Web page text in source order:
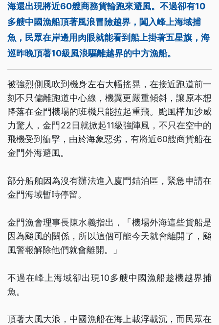
海還出現將近60艘商務貨輪跑來避風。不過卻有10
多艘中國漁船頂著風浪冒險越界，闖入峰上海域捕
魚，民眾在岸邊用肉眼就能看到船上掛著五星旗，海
巡昨晚頂著10級風浪驅離越界的中方漁船。
被強烈側風吹到機身左右大幅搖晃，在接近跑道前一
刻不只偏離跑道中心線，機翼更嚴重傾斜，讓原本想
降落在金門機場的班機只能拉起重飛。颱風樺加沙威
力驚人，金門22日就掀起11級強陣風，不只在空中的
飛機受到衝擊，由於海象惡劣，有將近60艘商貨船在
金門外海避風。
部分船舶因為沒有辦法進入廈門錨泊區，緊急申請在
金門海域暫時停留。
金門漁會理事長陳水義指出，「機場外海這些貨船是
因為颱風的關係，所以這個可能今天就會離開了，颱
風警報解除他們就會離開。」
不過在峰上海域卻出現10多艘中國漁船趁機越界捕
魚。
頂著大風大浪，中國漁船在海上載浮載沉，而民眾在